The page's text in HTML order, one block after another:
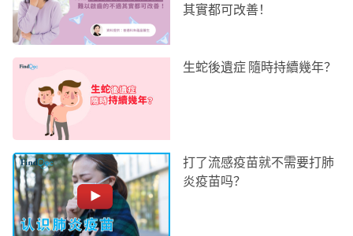
其實都可改善！
生蛇後遺症 隨時持續幾年？
打了流感疫苗就不需要打肺
炎疫苗吗？